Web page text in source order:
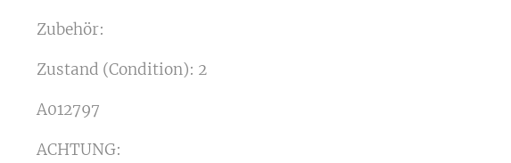
Zubehör:
Zustand (Condition): 2
A012797
ACHTUNG: